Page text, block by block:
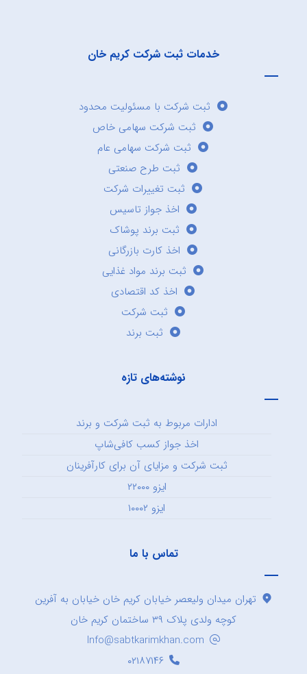
خدمات ثبت شرکت کریم خان
ثبت شرکت با مسئولیت محدود
ثبت شرکت سهامی خاص
ثبت شرکت سهامی عام
ثبت طرح صنعتی
ثبت تغییرات شرکت
اخذ جواز تاسیس
ثبت برند پوشاک
اخذ کارت بازرگانی
ثبت برند مواد غذایی
اخذ کد اقتصادی
ثبت شرکت
ثبت برند
نوشته‌های تازه
ادارات مربوط به ثبت شرکت و برند
اخذ جواز کسب کافی‌شاپ
ثبت شرکت و مزایای آن برای کارآفرینان
ایزو ۲۲۰۰۰
ایزو ۱۰۰۰۲
تماس با ما
تهران میدان ولیعصر خیابان کریم خان خیابان به آفرین
کوچه ولدی پلاک ۳۹ ساختمان کریم خان
Info@sabtkarimkhan.com
۰۲۱۸۷۱۴۶